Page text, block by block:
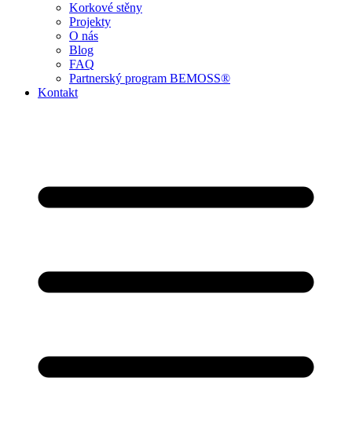
Korkové stěny
Projekty
O nás
Blog
FAQ
Partnerský program BEMOSS®
Kontakt